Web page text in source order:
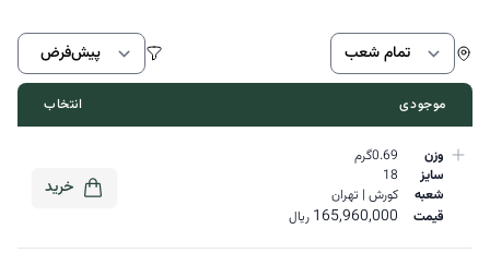
انتخاب موجودی
وزن
0.69گرم
سایز
18
شعبه
کورش | تهران
قیمت
165,960,000 ریال
خرید